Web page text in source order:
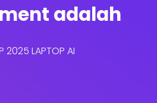
adalah
2025 LAPTOP AI